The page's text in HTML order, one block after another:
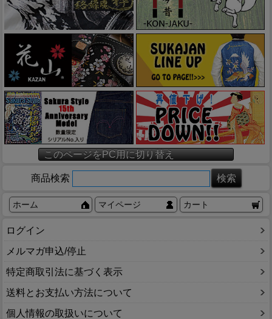
このページをPC用に切り替え
商品検索
ホーム マイページ カート
ログイン
メルマガ申込/停止
特定商取引法に基づく表示
送料とお支払い方法について
個人情報の取扱いについて